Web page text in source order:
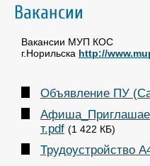
Вакансии
Вакансии МУП КОС
г.Норильска http://
Объявление ПУ
т.pdf (1 422 КБ)
Трудоустройство